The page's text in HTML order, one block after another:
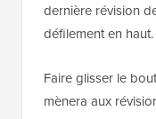
dernière révision
défilement en haut.
Faire glisser le
mènera aux